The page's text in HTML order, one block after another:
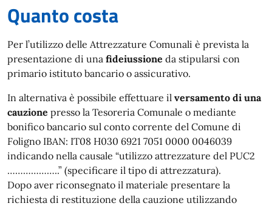
Quanto costa
Per l’utilizzo delle Attrezzature Comunali è prevista la
presentazione di una fideiussione da stipularsi con
primario istituto bancario o assicurativo.
In alternativa è possibile effettuare il versamento di una
cauzione presso la Tesoreria Comunale o mediante
bonifico bancario sul conto corrente del Comune di
Foligno IBAN: IT08 H030 6921 7051 0000 0046039
indicando nella causale “utilizzo attrezzature del PUC2
………………..” (specificare il tipo di attrezzatura).
Dopo aver riconsegnato il materiale presentare la
richiesta di restituzione della cauzione utilizzando